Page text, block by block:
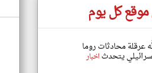
كل يوم
عرقلة محادثات روما
يتحدثاخبار